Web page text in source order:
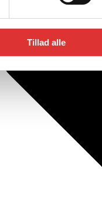
Tillad alle